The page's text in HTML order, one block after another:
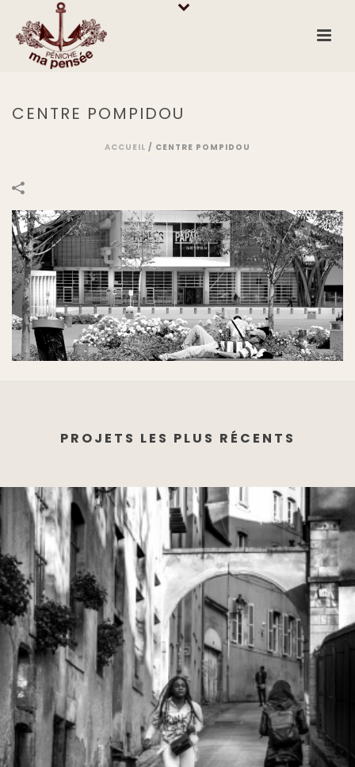
CENTRE POMPIDOU
ACCUEIL / CENTRE POMPIDOU
PROJETS LES PLUS RÉCENTS